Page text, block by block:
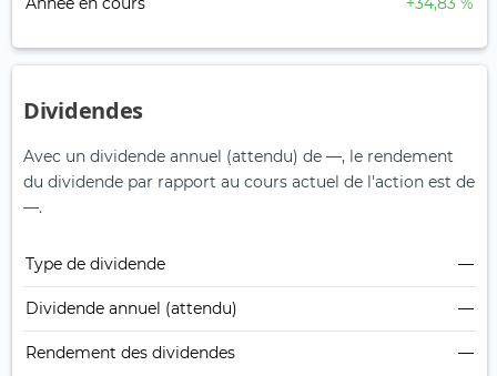
Dividendes
Avec un dividende annuel (attendu) de —, le rendement
du dividende par rapport au cours actuel de l'action est de
—.
Type de dividende —
Dividende annuel (attendu) —
Rendement des dividendes —